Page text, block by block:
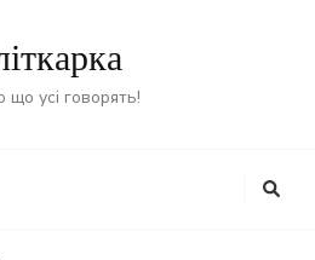
що усі говорять!